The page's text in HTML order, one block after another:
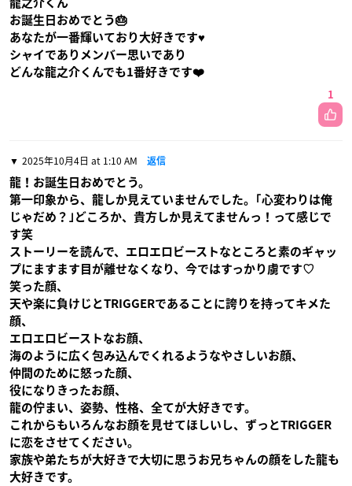
龍之介くん
お誕生日おめでとう🎂
あなたが一番輝いており大好きです♥️
シャイでありメンバー思いであり
どんな龍之介くんでも1番好きです❤️
1
2025年10月4日 at 1:10 AM 返信
龍！お誕生日おめでとう。
第一印象から、龍しか見えていませんでした。｢心変わりは俺
じゃだめ？｣どころか、貴方しか見えてませんっ！って感じで
す笑
ストーリーを読んで、エロエロビーストなところと素のギャッ
プにますます目が離せなくなり、今ではすっかり虜です♡
笑った顔、
天や楽に負けじとTRIGGERであることに誇りを持ってキメた
顔、
エロエロビーストなお顔、
海のように広く包み込んでくれるようなやさしいお顔、
仲間のために怒った顔、
役になりきったお顔、
龍の佇まい、姿勢、性格、全てが大好きです。
これからもいろんなお顔を見せてほしいし、ずっとTRIGGER
に恋をさせてください。
家族や弟たちが大好きで大切に思うお兄ちゃんの顔をした龍も
大好きです。